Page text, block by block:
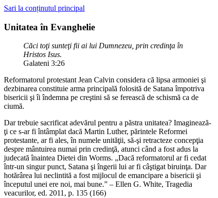
Sari la conținutul principal
Unitatea în Evanghelie
Căci toţi sunteţi fii ai lui Dumnezeu, prin credinţa în
Hristos Isus.
Galateni 3:26
Reformatorul protestant Jean Calvin considera că lipsa armoniei şi
dezbinarea constituie arma principală folosită de Satana împotriva
bisericii şi îi îndemna pe creştini să se ferească de schismă ca de
ciumă.
Dar trebuie sacrificat adevărul pentru a păstra unitatea? Imaginează-
ţi ce s-ar fi întâmplat dacă Martin Luther, părintele Reformei
protestante, ar fi ales, în numele unităţii, să-şi retracteze concepţia
despre mântuirea numai prin credinţă, atunci când a fost adus la
judecată înaintea Dietei din Worms. „Dacă reformatorul ar fi cedat
într-un singur punct, Satana şi îngerii lui ar fi câştigat biruinţa. Dar
hotărârea lui neclintită a fost mijlocul de emancipare a bisericii şi
începutul unei ere noi, mai bune.” – Ellen G. White, Tragedia
veacurilor, ed. 2011, p. 135 (166)